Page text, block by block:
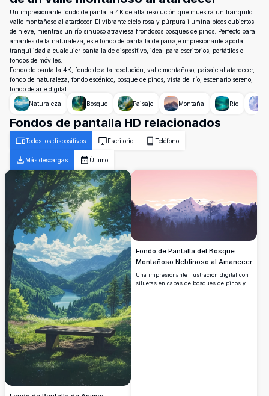
Un impresionante fondo de pantalla 4K de alta resolución que muestra un tranquilo
valle montañoso al atardecer. El vibrante cielo rosa y púrpura ilumina picos cubiertos
de nieve, mientras un río sinuoso atraviesa frondosos bosques de pinos. Perfecto para
amantes de la naturaleza, este fondo de pantalla de paisaje impresionante aporta
tranquilidad a cualquier pantalla de dispositivo, ideal para escritorios, portátiles o
fondos de móviles.
Fondo de pantalla 4K, fondo de alta resolución, valle montañoso, paisaje al atardecer,
fondo de naturaleza, fondo escénico, bosque de pinos, vista del río, escenario sereno,
fondo de arte digital
Naturaleza
Bosque Paisaje Montaña Río
Fondos de pantalla HD relacionados
Todos los dispositivos Escritorio Teléfono
Más descargas Último
Fondo de Pantalla del Bosque
Montañoso Neblinoso al Amanecer
Una impresionante ilustración digital con
siluetas en capas de bosques de pinos y